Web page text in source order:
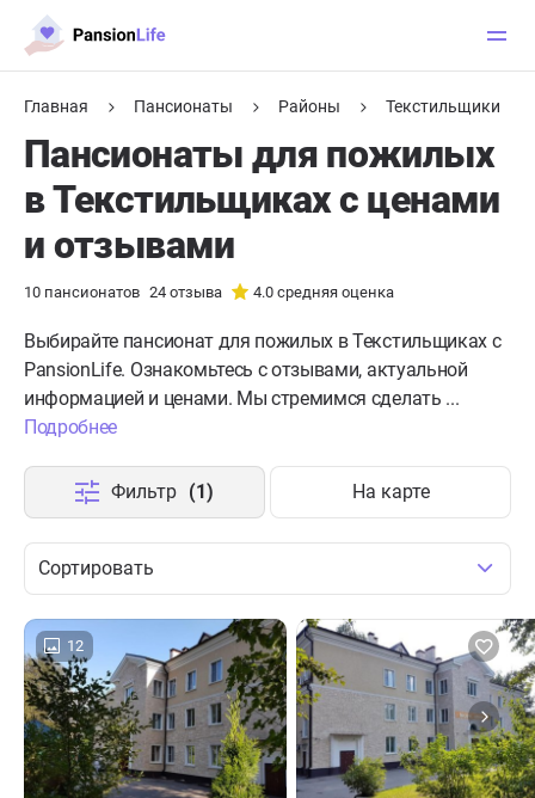
Главная Пансионаты Районы Текстильщики
Пансионаты для пожилых
в Текстильщиках с ценами
и отзывами
10 пансионатов 24 отзыва 4.0 средняя оценка
Выбирайте пансионат для пожилых в Текстильщиках с
PansionLife. Ознакомьтесь с отзывами, актуальной
информацией и ценами. Мы стремимся сделать ...
Подробнее
Сортировать
Фильтр (1) На карте
12